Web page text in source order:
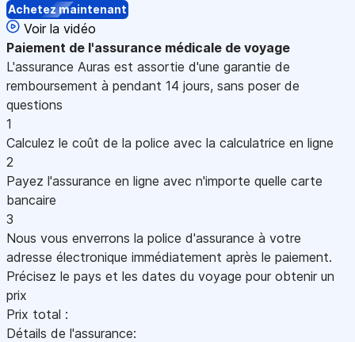
Achetez maintenant
Voir la vidéo
Paiement de l'assurance médicale de voyage
L'assurance Auras est assortie d'une garantie de
remboursement à pendant 14 jours, sans poser de
questions
1
Calculez le coût de la police avec la calculatrice en ligne
2
Payez l'assurance en ligne avec n'importe quelle carte
bancaire
3
Nous vous enverrons la police d'assurance à votre
adresse électronique immédiatement après le paiement.
Précisez le pays et les dates du voyage pour obtenir un
prix
Prix total :
Détails de l'assurance: